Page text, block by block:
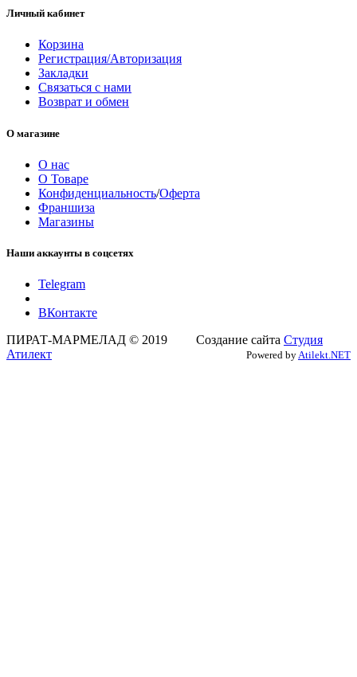
Личный кабинет
Корзина
Регистрация/Авторизация
Закладки
Связаться с нами
Возврат и обмен
О магазине
О нас
О Товаре
Конфиденциальность/Оферта
Франшиза
Магазины
Наши аккаунты в соцсетях
Telegram
ВКонтакте
ПИРАТ-МАРМЕЛАД © 2019 Создание сайта Студия
Атилект
Powered byAtilekt.NET